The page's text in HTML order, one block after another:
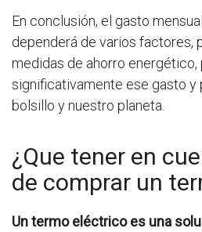
En conclusión, el gasto
dependerá de varios factores,
medidas de ahorro
significativamente ese gasto y
bolsillo y nuestro planeta.
¿Que tener en
de comprar un
Un termo eléctrico es una